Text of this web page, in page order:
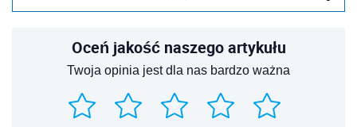
Oceń jakość naszego artykułu
Twoja opinia jest dla nas bardzo ważna